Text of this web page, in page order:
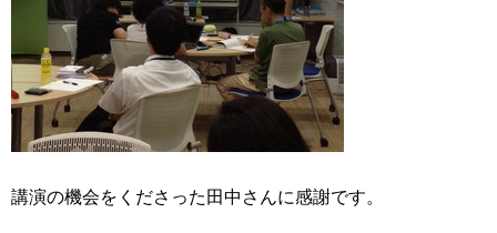
講演の機会をくださった田中さんに感謝です。